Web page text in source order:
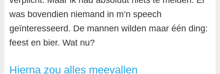
was bovendien niemand in m’n speech
geïnteresseerd. De mannen wilden maar één ding:
feest en bier. Wat nu?
Hierna zou alles meevallen